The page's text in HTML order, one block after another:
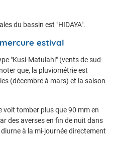
du bassin est "HIDAYA".
estival
"Kusi-Matulahi" (vents de sud-
que, la pluviométrie est
(décembre à mars) et la saison
voit tomber plus que 90 mm en
des averses en fin de nuit dans
à la mi-journée directement